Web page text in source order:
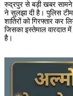
रुद्रपुर से बड़ी खबर सामने
ने सुलझा दी है। पुलिस
शातिरों को गिरफ्तार कर
जिसका इस्तेमाल वारदात
है।